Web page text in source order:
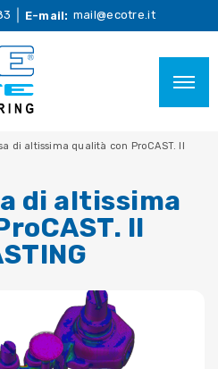
E-mail: mail@ecotre.it
di altissima qualità con ProCAST. Il
di altissima
Il